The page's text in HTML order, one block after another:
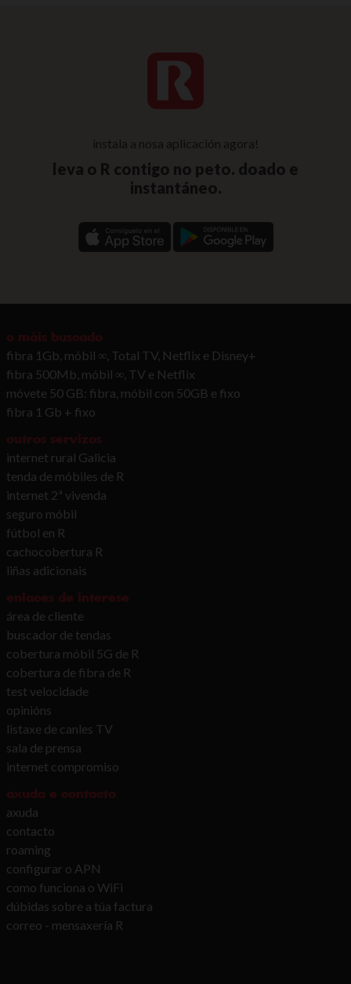
instala a nosa aplicación agora!
leva o R contigo no peto. doado e
instantáneo.
o máis buscado
fibra 1Gb, móbil ∞, Total TV, Netflix e Disney+
fibra 500Mb, móbil ∞, TV e Netflix
móvete 50 GB: fibra, móbil con 50GB e fixo
fibra 1 Gb + fixo
outros servizos
internet rural Galicia
tenda de móbiles de R
internet 2ª vivenda
seguro móbil
fútbol en R
cachocobertura R
liñas adicionais
enlaces de interese
área de cliente
buscador de tendas
cobertura móbil 5G de R
cobertura de fibra de R
test velocidade
opinións
listaxe de canles TV
sala de prensa
internet compromiso
axuda e contacto
axuda
contacto
roaming
configurar o APN
como funciona o WiFi
dúbidas sobre a túa factura
correo - mensaxería R